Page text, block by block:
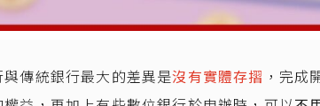
傳統銀行最大的差異是沒有實體存摺 ，完成